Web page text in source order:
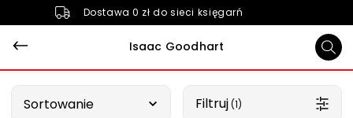
Dostawa 0 zł do sieci księgarń
Isaac Goodhart
Sortowanie Filtruj (1)